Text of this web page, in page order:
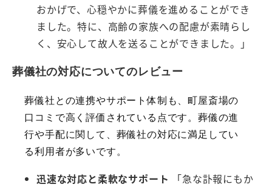
おかげで、心穏やかに葬儀を進めることができ
ました。特に、高齢の家族への配慮が素晴らし
く、安心して故人を送ることができました。」
葬儀社の対応についてのレビュー
葬儀社との連携やサポート体制も、町屋斎場の
口コミで高く評価されている点です。葬儀の進
行や手配に関して、葬儀社の対応に満足してい
る利用者が多いです。
迅速な対応と柔軟なサポート
「急な訃報にもか